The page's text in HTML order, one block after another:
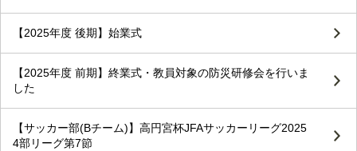
【2025年度 後期】始業式
【2025年度 前期】終業式・教員対象の防災研修会を行いま
した
【サッカー部(Bチーム)】高円宮杯JFAサッカーリーグ2025
4部リーグ第7節